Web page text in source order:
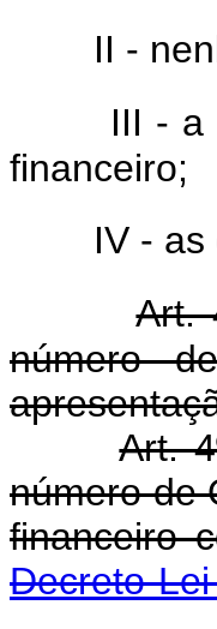
II -
III - a
financeiro;
IV -
Art.
número
Art.
número de
Decreto-